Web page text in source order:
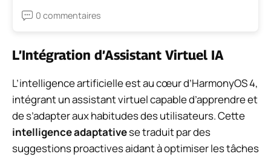
0 commentaires
L’Intégration d’Assistant Virtuel IA
L’intelligence artificielle est au cœur d’HarmonyOS 4,
intégrant un assistant virtuel capable d’apprendre et
de s’adapter aux habitudes des utilisateurs. Cette
intelligence adaptativese traduit par des
suggestions proactives aidant à optimiser les tâches